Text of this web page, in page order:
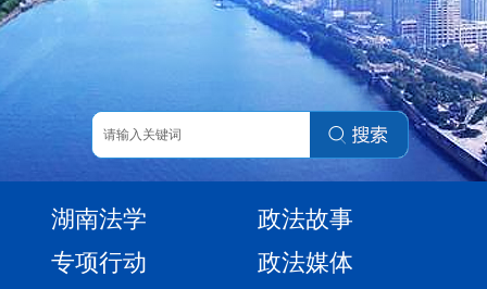
湖南法学
政法故事
专项行动
政法媒体